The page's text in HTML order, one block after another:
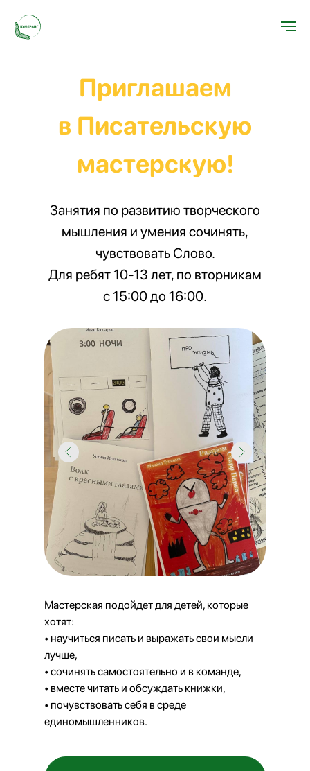
Приглашаем
в Писательскую
мастерскую!
Занятия по развитию творческого
мышления и умения сочинять,
чувствовать Слово.
Для ребят 10-13 лет, по вторникам
с 15:00 до 16:00.
Мастерская подойдет для детей, которые
хотят:
• научиться писать и выражать свои мысли
лучше,
• сочинять самостоятельно и в команде,
• вместе читать и обсуждать книжки,
• почувствовать себя в среде
единомышленников.